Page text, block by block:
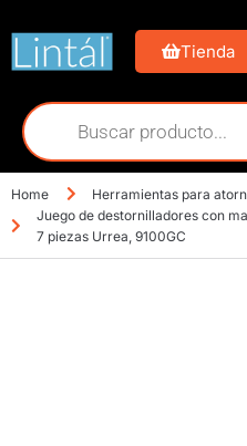
Tienda
Home Herramientas para
Juego de destornilladores con
7 piezas Urrea, 9100GC